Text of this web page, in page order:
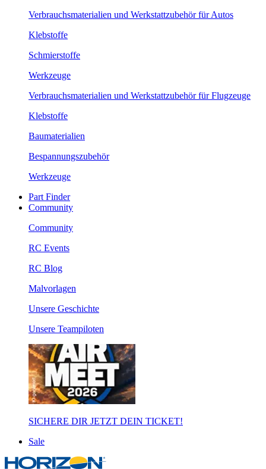
Verbrauchsmaterialien und Werkstattzubehör für Autos
Klebstoffe
Schmierstoffe
Werkzeuge
Verbrauchsmaterialien und Werkstattzubehör für Flugzeuge
Klebstoffe
Baumaterialien
Bespannungszubehör
Werkzeuge
Part Finder
Community
Community
RC Events
RC Blog
Malvorlagen
Unsere Geschichte
Unsere Teampiloten
SICHERE DIR JETZT DEIN TICKET!
Sale